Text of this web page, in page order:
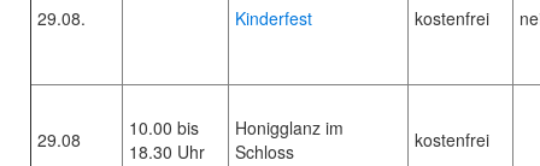
29.08. Kinderfest kostenfrei
29.08
10.00 bis
18.30 Uhr
Honigglanz im
Schloss
kostenfrei